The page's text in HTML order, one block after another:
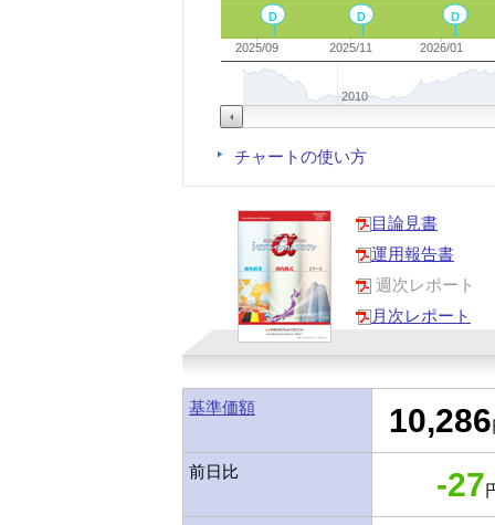
D
D
D
2025/09 2025/11 2026/01
2010
チャートの使い方
目論見書
運用報告書
週次レポート
月次レポート
基準価額 10,286
前日比 -27